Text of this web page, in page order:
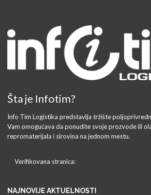
Šta je Infotim?
Info Tim Logistika predstavlja tržište
Vam omogućava da ponudite svoje prozvode ili
repromaterijala i sirovina na jednom mestu.
Verifikovana stranica:
NAJNOVIJE AKTUELNOSTI